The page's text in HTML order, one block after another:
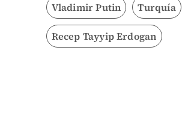
Vladimir Putin Turquía
Recep Tayyip Erdogan